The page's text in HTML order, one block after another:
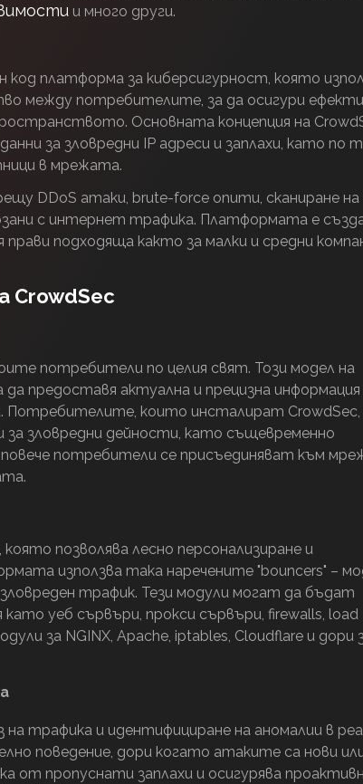
и много други.
код платформа за киберсигурност, която
между потребителите, за да осигури
Основната концепция на
за зловредни IP адреси и заплахи, като по
в мрежата.
DDoS атаки, brute-force опити, сканиране на
с интернет трафика. Платформата е
подходяща както за малки и средни
CrowdSec
потребители по целия свят. Този модел на
предоставя актуална и прецизна информация
Потребителите, които инсталират CrowdSec,
зловредни дейности, като същевременно
потребители се присъединяват към
позволява лесно персонализиране и
използва така наречените "bouncers" –
трафик. Тези модули могат да бъдат
уеб сървъри, прокси сървъри, firewalls, load
за NGINX, Apache, iptables, Cloudflare и дори
на трафика и идентифициране на аномалии в
поведение, дори когато атаките са нови
от пропуснати заплахи и осигурява